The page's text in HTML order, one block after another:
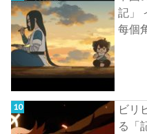
記」
每個
ビリ
る「